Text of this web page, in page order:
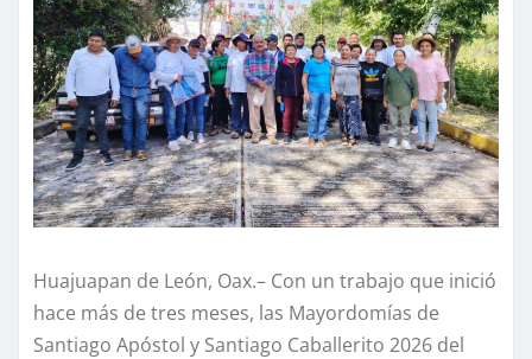
Huajuapan de León, Oax.– Con un trabajo que inició
hace más de tres meses, las Mayordomías de
Santiago Apóstol y Santiago Caballerito 2026 del